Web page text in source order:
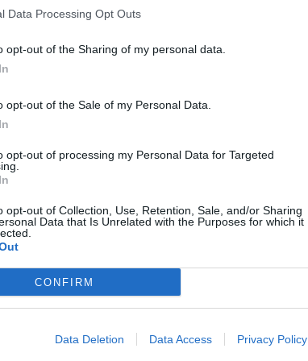
Data Processing Opt Outs
opt-out of the Sharing of my personal data.
opt-out of the Sale of my Personal Data.
opt-out of processing my Personal Data for Targeted
opt-out of Collection, Use, Retention, Sale, and/or Sharing
Data that Is Unrelated with the Purposes for which it
CONFIRM
Data Deletion Data Access Privacy Policy
forte crescita degli acquisti
una collezione di borse e
giapponese Takashi
segmento cosmetico.
creativo. Per celebrare il
con la Cina, la Maison ha
presso il Museum of Art
diversi nuovi direttori creativi,
e cosmetica
del 9% su base organica.
rafforzando la politica di
e gioielleria è rimasto stabile,